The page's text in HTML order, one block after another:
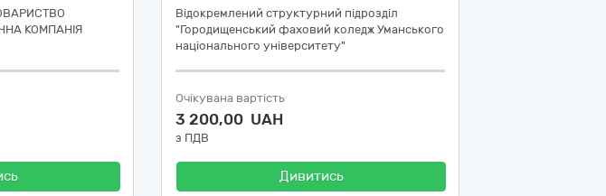
КОМПАНІЯ
Відокремлений структурний підрозділ
"Городищенський фаховий коледж Уманського
національного університету"
Очікувана вартість
3 200,00 UAH
з ПДВ
Дивитись